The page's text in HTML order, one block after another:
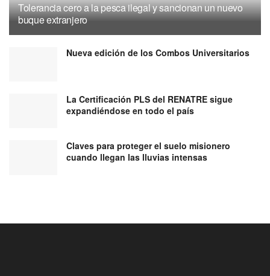
Tolerancia cero a la pesca ilegal y sancionan un nuevo
buque extranjero
Nueva edición de los Combos Universitarios
La Certificación PLS del RENATRE sigue
expandiéndose en todo el país
Claves para proteger el suelo misionero
cuando llegan las lluvias intensas